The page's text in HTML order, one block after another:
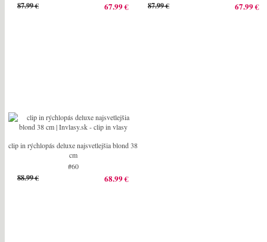
87.99 € 67.99 € 87.99 € 67.99 €
clip in rýchlopás deluxe najsvetlejšia blond 38
cm
#60
88.99 € 68.99 €